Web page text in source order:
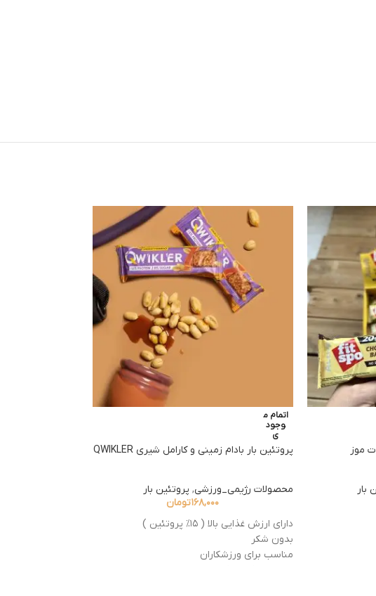
بار
اتمام م
وجود
ی
پروتئین بار بادام زمینی و کارامل شیری QWIKLER
محصولات رژیمی_ورزشی, پروتئین بار
۱۶۸,۰۰۰تومان
دارای ارزش غذایی بالا ( ۱۵% پروتئین )
بدون شکر
مناسب برای ورزشکاران